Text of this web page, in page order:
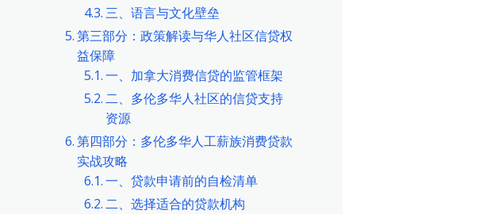
三、语言与文化壁垒
第三部分：政策解读与华人社区信贷权
益保障
一、加拿大消费信贷的监管框架
二、多伦多华人社区的信贷支持
资源
第四部分：多伦多华人工薪族消费贷款
实战攻略
一、贷款申请前的自检清单
二、选择适合的贷款机构